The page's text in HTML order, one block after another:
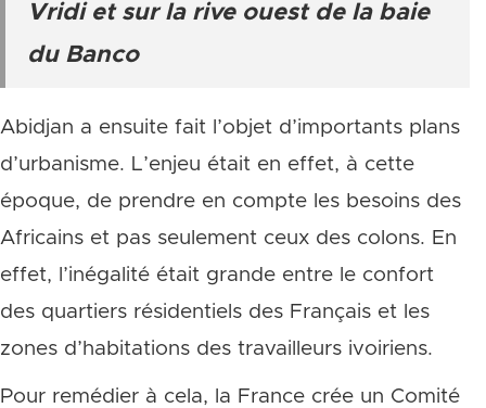
Vridi et sur la rive ouest de la baie
du Banco
Abidjan a ensuite fait l’objet d’importants plans
d’urbanisme. L’enjeu était en effet, à cette
époque, de prendre en compte les besoins des
Africains et pas seulement ceux des colons. En
effet, l’inégalité était grande entre le confort
des quartiers résidentiels des Français et les
zones d’habitations des travailleurs ivoiriens.
Pour remédier à cela, la France crée un Comité